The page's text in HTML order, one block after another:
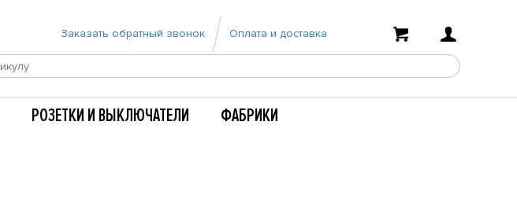
Заказать обратный звонок Оплата и доставка
РОЗЕТКИ И ВЫКЛЮЧАТЕЛИ
ФАБРИКИ